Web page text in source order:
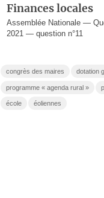
Finances locales
Assemblée Nationale —
2021 — question n°11
congrès des maires dotation
programme « agenda rural »
école éoliennes